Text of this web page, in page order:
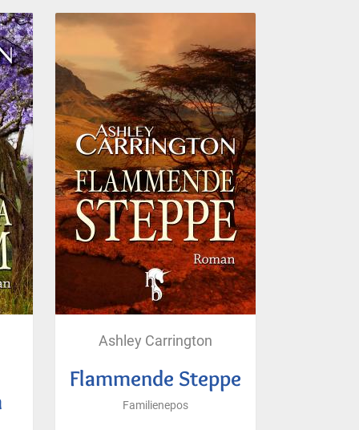
Ashley Carrington
Flammende Steppe
Familienepos